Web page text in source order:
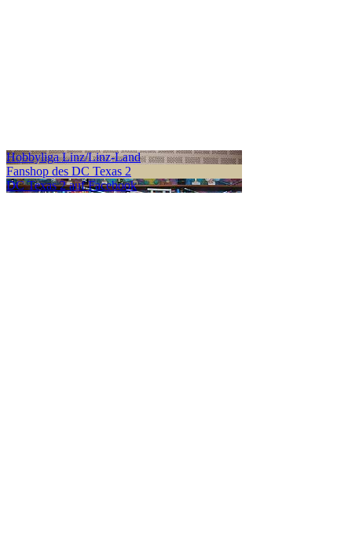
Hobbyliga Linz/Linz-Land
Fanshop des DC Texas 2
DC Texas 2 auf Facebook